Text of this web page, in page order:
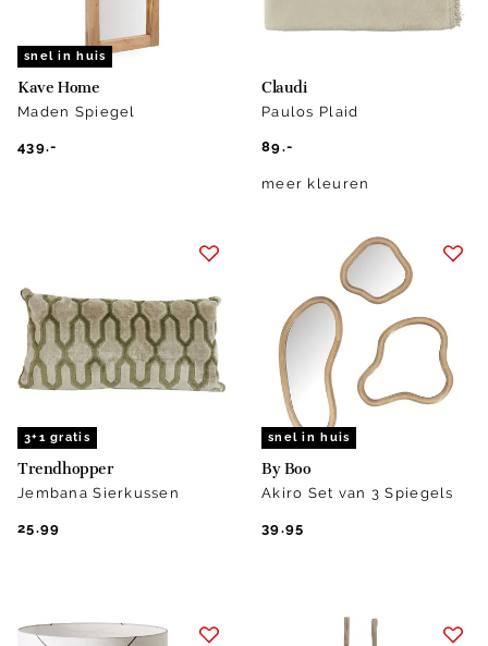
snel in huis
Kave Home
Maden Spiegel
439.-
Claudi
Paulos Plaid
89.-
meer kleuren
3+1 gratis
Trendhopper
Jembana Sierkussen
25.99
snel in huis
By Boo
Akiro Set van 3 Spiegels
39.95